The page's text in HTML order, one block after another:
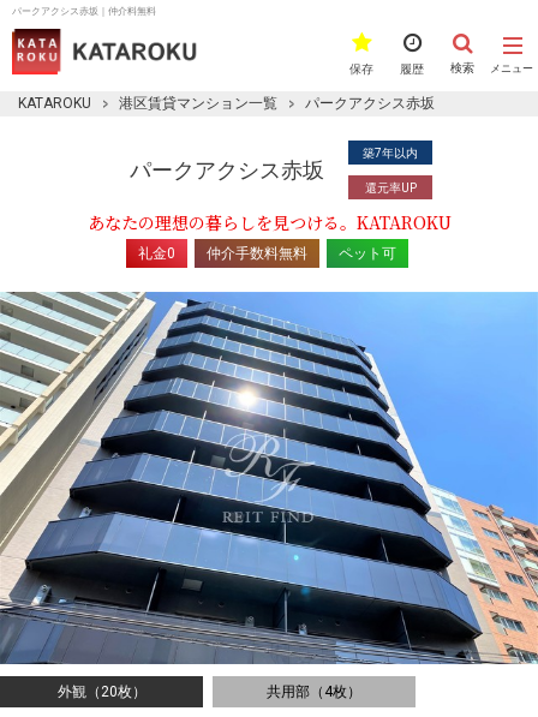
パークアクシス赤坂｜仲介料無料
メニュー
検索
履歴
保存
KATAROKU 港区賃貸マンション一覧 パークアクシス赤坂
パークアクシス赤坂
築7年以内
還元率UP
あなたの理想の暮らしを見つける。KATAROKU
礼金0 仲介手数料無料 ペット可
外観（20枚） 共用部（4枚）